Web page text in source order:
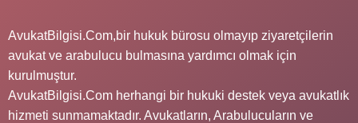
AvukatBilgisi.Com,bir hukuk bürosu olmayıp ziyaretçilerin
avukat ve arabulucu bulmasına yardımcı olmak için
kurulmuştur.
AvukatBilgisi.Com herhangi bir hukuki destek veya avukatlık
hizmeti sunmamaktadır. Avukatların, Arabulucuların ve